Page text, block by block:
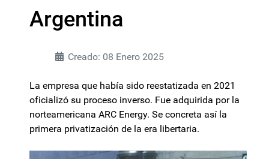
Argentina
Creado: 08 Enero 2025
La empresa que había sido reestatizada en 2021
oficializó su proceso inverso. Fue adquirida por la
norteamericana ARC Energy. Se concreta así la
primera privatización de la era libertaria.